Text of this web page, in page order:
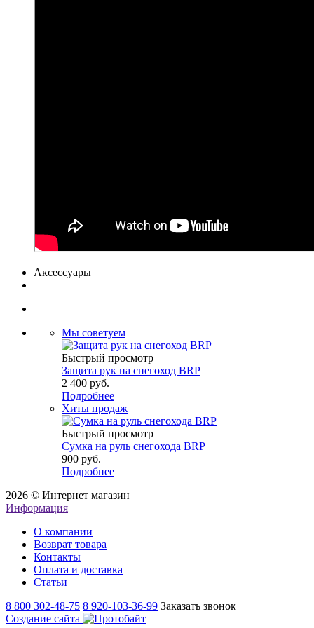
Аксессуары
Мы советуем
Быстрый просмотр
Защита рук на снегоход BRP
2 400 руб.
Подробнее
Хиты продаж
Быстрый просмотр
Сумка на руль снегохода BRP
900 руб.
Подробнее
2026 © Интернет магазин
Информация
О компании
Возврат товара
Контакты
Оплата и доставка
Статьи
8 800 302-48-75 8 920-103-36-99 Заказать звонок
Создание сайта